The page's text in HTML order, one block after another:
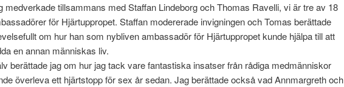
medverkade tillsammans med Staffan Lindeborg och Thomas Ravelli, vi är tre av 18
för Hjärtuppropet. Staffan modererade invigningen och Tomas berättade
om hur han som nybliven ambassadör för Hjärtuppropet kunde hjälpa till att
en annan människas liv.
berättade jag om hur jag tack vare fantastiska insatser från rådiga medmänniskor
överleva ett hjärtstopp för sex år sedan. Jag berättade också vad Annmargreth och